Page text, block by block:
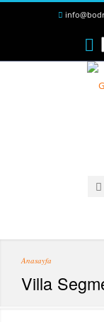
Anasayfa
Villa